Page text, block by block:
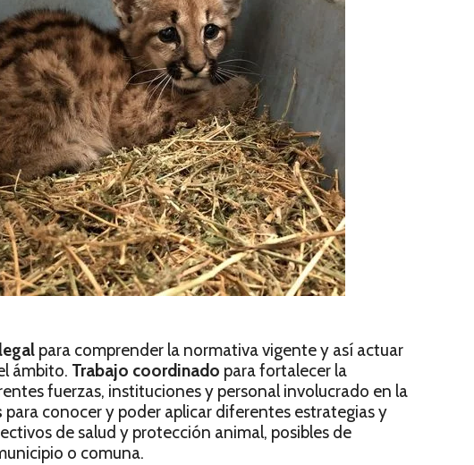
para comprender la normativa vigente y así actuar
ámbito. Trabajo coordinado para fortalecer la
fuerzas, instituciones y personal involucrado en la
para conocer y poder aplicar diferentes estrategias y
de salud y protección animal, posibles de
o comuna.